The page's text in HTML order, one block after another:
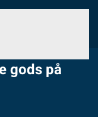
gods på